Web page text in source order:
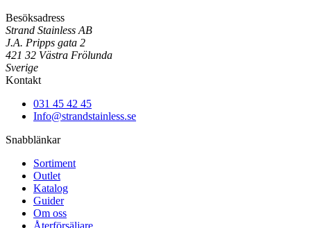
Besöksadress
Strand Stainless AB
J.A. Pripps gata 2
421 32 Västra Frölunda
Sverige
Kontakt
031 45 42 45
Info@strandstainless.se
Snabblänkar
Sortiment
Outlet
Katalog
Guider
Om oss
Återförsäljare